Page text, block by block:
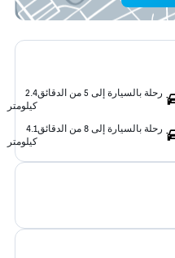
رحلة بالسيارة إلى 5 من الدقائق
2.4
كيلومتر
رحلة بالسيارة إلى 8 من الدقائق
4.1
كيلومتر